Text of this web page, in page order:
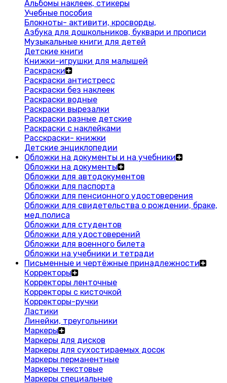
Альбомы наклеек, стикеры
Учебные пособия
Блокноты- активити, кросворды,
Азбука для дошкольников, буквари и прописи
Музыкальные книги для детей
Детские книги
Книжки-игрушки для малышей
Раскраски
Раскраски антистресс
Раскраски без наклеек
Раскраски водные
Раскраски вырезалки
Раскраски разные детские
Раскраски с наклейками
Расскраски- книжки
Детские энциклопедии
Обложки на документы и на учебники
Обложки на документы
Обложки для автодокументов
Обложки для паспорта
Обложки для пенсионного удостоверения
Обложки для свидетельства о рождении, браке,
мед.полиса
Обложки для студентов
Обложки для удостоверений
Обложки для военного билета
Обложки на учебники и тетради
Письменные и чертёжные принадлежности
Корректоры
Корректоры ленточные
Корректоры с кисточкой
Корректоры-ручки
Ластики
Линейки, треугольники
Маркеры
Маркеры для дисков
Маркеры для сухостираемых досок
Маркеры перманентные
Маркеры текстовые
Маркеры специальные